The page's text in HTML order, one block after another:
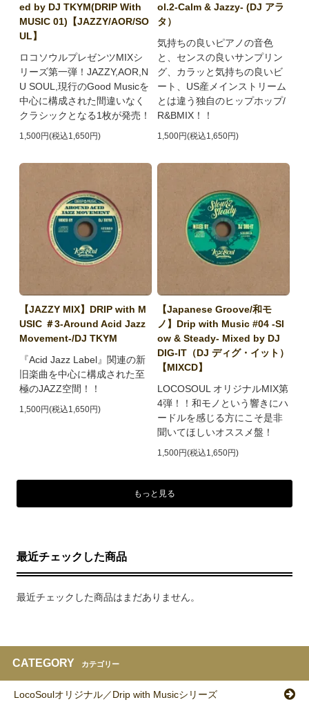
ed by DJ TKYM(DRIP With
MUSIC 01)【JAZZY/AOR/SO
UL】
ロコソウルプレゼンツMIXシ
リーズ第一弾！JAZZY,AOR,N
U SOUL,現行のGood Musicを
中心に構成された間違いなく
クラシックとなる1枚が発売！
1,500円(税込1,650円)
ol.2-Calm & Jazzy- (DJ アラ
タ）
気持ちの良いピアノの音色
と、センスの良いサンプリン
グ、カラッと気持ちの良いビ
ート、US産メインストリーム
とは違う独自のヒップホップ/
R&BMIX！！
1,500円(税込1,650円)
【JAZZY MIX】DRIP with M
USIC ＃3-Around Acid Jazz
Movement-/DJ TKYM
『Acid Jazz Label』関連の新
旧楽曲を中心に構成された至
極のJAZZ空間！！
1,500円(税込1,650円)
【Japanese Groove/和モ
ノ】Drip with Music #04 -Sl
ow & Steady- Mixed by DJ
DIG-IT（DJ ディグ・イット）
【MIXCD】
LOCOSOUL オリジナルMIX第
4弾！！和モノという響きにハ
ードルを感じる方にこそ是非
聞いてほしいオススメ盤！
1,500円(税込1,650円)
もっと見る
最近チェックした商品
最近チェックした商品はまだありません。
CATEGORY カテゴリー
LocoSoulオリジナル／Drip with Musicシリーズ